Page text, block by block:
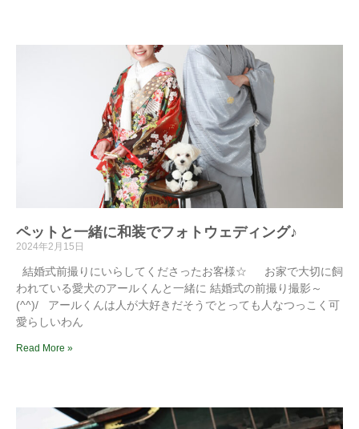
ペットと一緒に和装でフォトウェディング♪
2024年2月15日
結婚式前撮りにいらしてくださったお客様☆ お家で大切に飼
われている愛犬のアールくんと一緒に 結婚式の前撮り撮影～
(^^)/ アールくんは人が大好きだそうでとっても人なつっこく可
愛らしいわん
Read More »